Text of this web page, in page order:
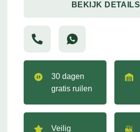
BEKIJK DETAILS
30 dagen
gratis ruilen
Veilig